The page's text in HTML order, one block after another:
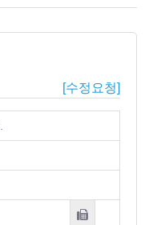
[수정요청]